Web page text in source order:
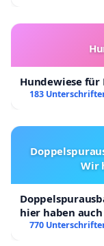
Hundewiese für
183
Wir
hier haben
770